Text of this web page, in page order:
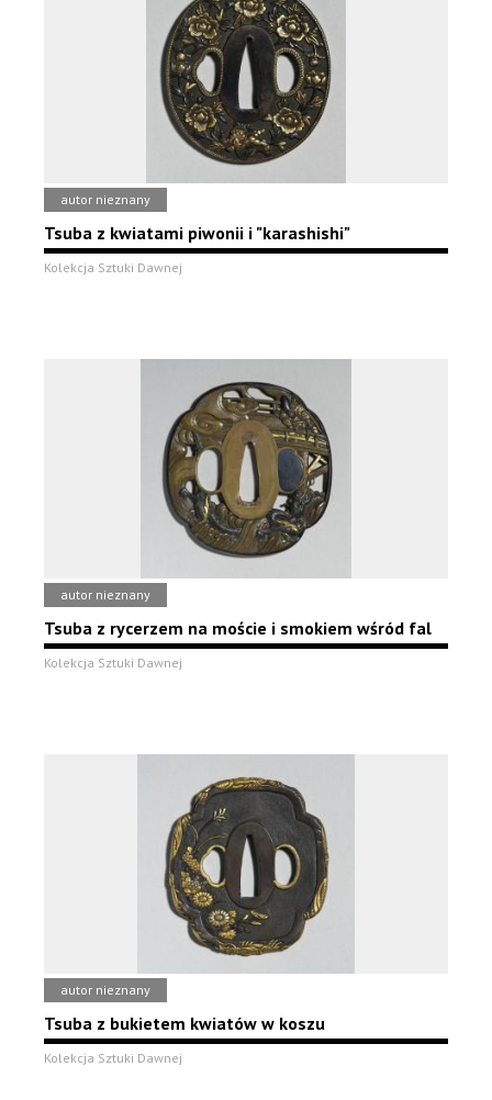
autor nieznany
Tsuba z kwiatami piwonii i "karashishi"
Kolekcja Sztuki Dawnej
autor nieznany
Tsuba z rycerzem na moście i smokiem wśród fal
Kolekcja Sztuki Dawnej
autor nieznany
Tsuba z bukietem kwiatów w koszu
Kolekcja Sztuki Dawnej